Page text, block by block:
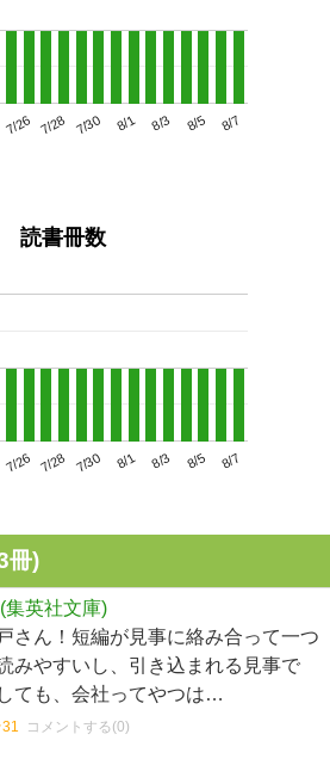
7/26 7/28 7/30 8/1 8/3 8/5 8/7
読書冊数
7/26 7/28 7/30 8/1 8/3 8/5 8/7
冊)
集英社文庫)
さん！短編が見事に絡み合って一つ
みやすいし、引き込まれる見事で
ても、会社ってやつは…
コメントする(0)